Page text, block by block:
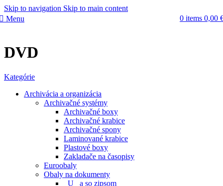
Skip to navigation Skip to main content
Menu
0 items 0,00
DVD
Kategórie
Archivácia a organizácia
Archivačné systémy
Archivačné boxy
Archivačné krabice
Archivačné spony
Laminované krabice
Plastové boxy
Zakladače na časopisy
Euroobaly
Obaly na dokumenty
_U_ a so zipsom